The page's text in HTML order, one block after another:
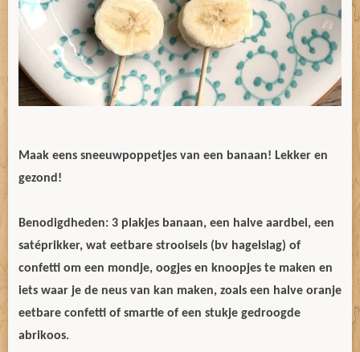
Maak eens sneeuwpoppetjes van een banaan! Lekker en
gezond!
Benodigdheden: 3 plakjes banaan, een halve aardbei, een
satéprikker, wat eetbare strooisels (bv hagelslag) of
confetti om een mondje, oogjes en knoopjes te maken en
iets waar je de neus van kan maken, zoals een halve oranje
eetbare confetti of smartie of een stukje gedroogde
abrikoos.